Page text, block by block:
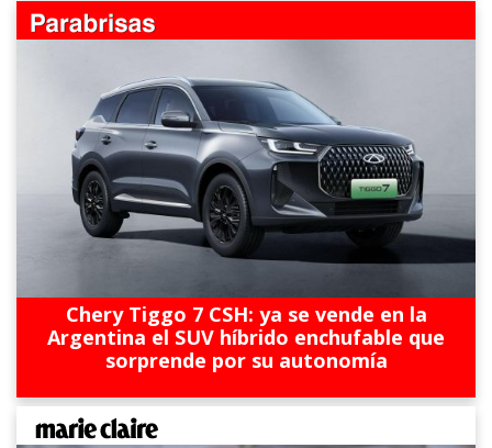
Chery Tiggo 7 CSH: ya se vende en la
Argentina el SUV híbrido enchufable que
sorprende por su autonomía